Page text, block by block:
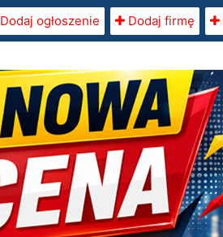
Dodaj ogłoszenie Dodaj firmę